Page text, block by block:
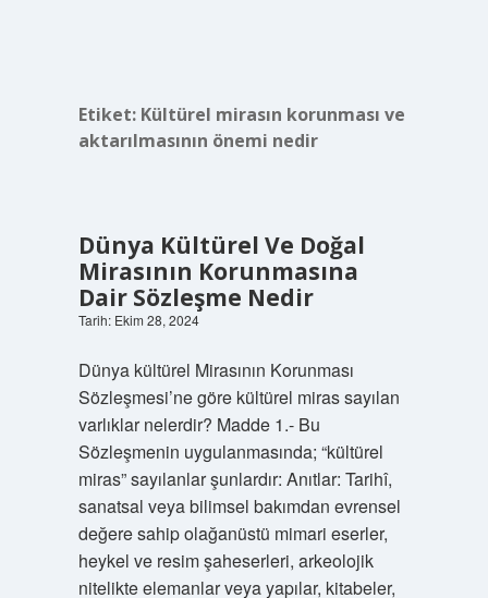
Etiket: Kültürel mirasın korunması ve
aktarılmasının önemi nedir
Dünya Kültürel Ve Doğal
Mirasının Korunmasına
Dair Sözleşme Nedir
Tarih: Ekim 28, 2024
Dünya kültürel Mirasının Korunması
Sözleşmesi’ne göre kültürel miras sayılan
varlıklar nelerdir? Madde 1.- Bu
Sözleşmenin uygulanmasında; “kültürel
miras” sayılanlar şunlardır: Anıtlar: Tarihî,
sanatsal veya bilimsel bakımdan evrensel
değere sahip olağanüstü mimari eserler,
heykel ve resim şaheserleri, arkeolojik
nitelikte elemanlar veya yapılar, kitabeler,